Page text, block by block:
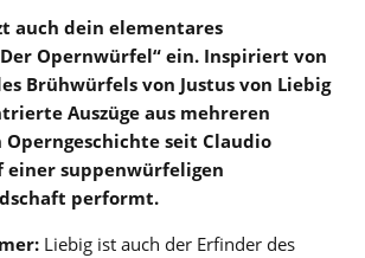
auch dein elementares
Opernwürfel“ ein. Inspiriert von
Brühwürfels von Justus von Liebig
Auszüge aus mehreren
seit Claudio
einer suppenwürfeligen
performt.
Liebig ist auch der Erfinder des